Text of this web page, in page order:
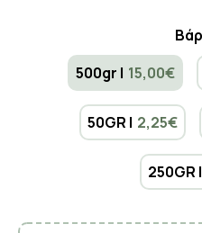
500gr | 15,00€
50GR | 2,25€
250GR |